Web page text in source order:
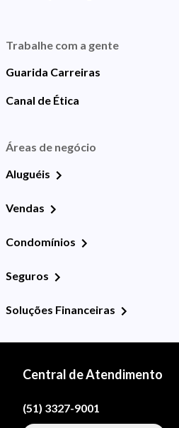
Trabalhe com a gente
Guarida Carreiras
Canal de Ética
Áreas de negócio
Aluguéis
Vendas
Condomínios
Seguros
Soluções Financeiras
Central de Atendimento
(51) 3327-9001